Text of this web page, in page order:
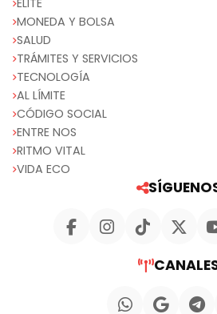
ELITE
MONEDA Y BOLSA
SALUD
TRÁMITES Y SERVICIOS
TECNOLOGÍA
AL LÍMITE
CÓDIGO SOCIAL
ENTRE NOS
RITMO VITAL
VIDA ECO